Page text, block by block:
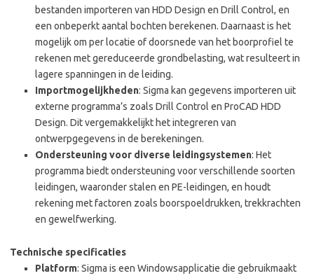
bestanden importeren van HDD Design en Drill Control, en
een onbeperkt aantal bochten berekenen. Daarnaast is het
mogelijk om per locatie of doorsnede van het boorprofiel te
rekenen met gereduceerde grondbelasting, wat resulteert in
lagere spanningen in de leiding.
Importmogelijkheden: Sigma kan gegevens importeren uit
externe programma’s zoals Drill Control en ProCAD HDD
Design. Dit vergemakkelijkt het integreren van
ontwerpgegevens in de berekeningen.
Ondersteuning voor diverse leidingsystemen: Het
programma biedt ondersteuning voor verschillende soorten
leidingen, waaronder stalen en PE-leidingen, en houdt
rekening met factoren zoals boorspoeldrukken, trekkrachten
en gewelfwerking.
Technische specificaties
Platform: Sigma is een Windowsapplicatie die gebruikmaakt